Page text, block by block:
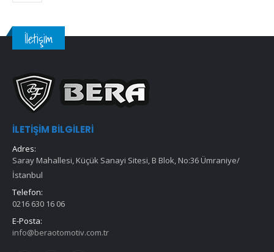
İletişim
İLETIŞIM BILGILERI
Adres:
Saray Mahallesi, Küçük Sanayi Sitesi, B Blok, No:36 Ümraniye/
İstanbul
Telefon:
0216 630 16 06
E-Posta:
info@beraotomotiv.com.tr